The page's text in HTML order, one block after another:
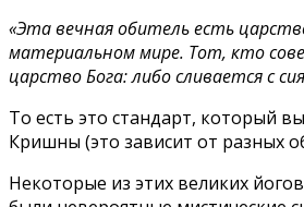
«Эта вечная обитель есть
материальном мире. Тот, кто
царство Бога: либо сливается с
То есть это стандарт, который
Кришны (это зависит от разных
Некоторые из этих великих